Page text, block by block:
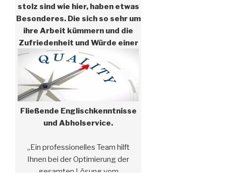
stolz sind wie hier, haben etwas
Besonderes. Die sich so sehr um
ihre Arbeit kümmern und die
Zufriedenheit und Würde einer
gut gemachten Arbeit in den
Mittelpunkt stellen. #f #
Zuverlässiger Service
Fließende Englischkenntnisse
und Abholservice.
„Ein professionelles Team hilft
Ihnen bei der Optimierung der